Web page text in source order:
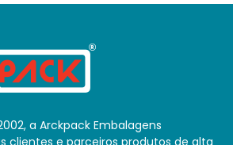
a Arckpack Embalagens
clientes e parceiros produtos de alta